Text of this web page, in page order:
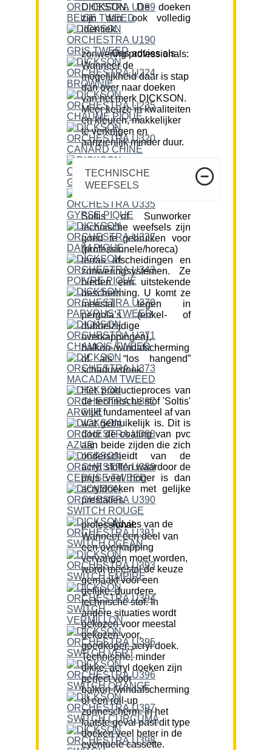
DICKSON. De doeken
zijn dan ook volledig
identiek.
Ons advies als zonwering professionals:
Wanneer de
mogelijkheid daar is stap
dan over naar doeken
van het merk DICKSON.
Meer keuze in kwaliteiten
en kleuren, makkelijker
te verkrijgen en
aanzienlijk minder duur.
TECHNISCHE
WEEFSELS
Soltis of Sunworker
technische weefsels zijn
goed te gebruiken voor
(professionele/horeca)
terras afscheidingen en
zonweringsystemen. Ze
bieden een uitstekende
bescherming. U komt ze
meestal tegen in
pergola’s (enkel- of
dubbelzijdige
overkappingen),
balkon-/windafscherming
of als “los hangend”
schaduwdoek.
Het productieproces van
de technische stof 'Soltis'
wijkt fundamenteel af van
wat gebruikelijk is. Dit is
door de coating van pvc
aan beide zijden die zich
onderscheidt van de
acryl stoffen waardoor de
prijs veel hoger is dan
acryldoeken met gelijke
prestaties.
Advies van de professional:
Wanneer een deel van
een overkapping
vervangen moet worden,
wordt meestal de keuze
gemaakt voor een
gelijke, duurdere,
technische stof. In
andere situaties wordt
gekozen voor meestal
gekozen voor,
goedkoper, acryl doek.
Technische, minder
dikke, acryl doeken zijn
perfect voor
balkon-/windafscherming
of een roll-up
zonnescherm. In het
laatste geval past dit type
doeken veel beter in de
eventuele cassette.